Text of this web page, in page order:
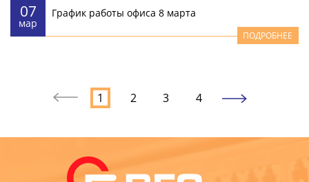
07
мар
График работы офиса 8 марта
ПОДРОБНЕЕ
1 2 3 4